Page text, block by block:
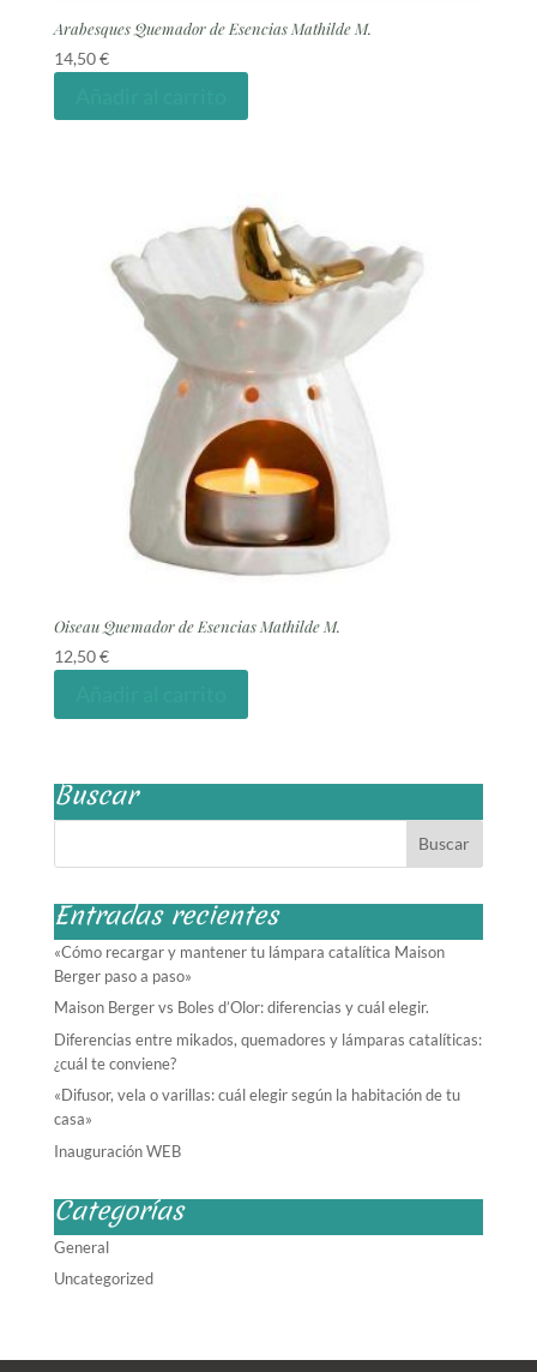
Arabesques Quemador de Esencias Mathilde M.
14,50€
Oiseau Quemador de Esencias Mathilde M.
12,50€
Buscar
Entradas recientes
«Cómo recargar y mantener tu lámpara catalítica Maison
Berger paso a paso»
Maison Berger vs Boles d’Olor: diferencias y cuál elegir.
Diferencias entre mikados, quemadores y lámparas catalíticas:
¿cuál te conviene?
«Difusor, vela o varillas: cuál elegir según la habitación de tu
casa»
Inauguración WEB
Categorías
General
Uncategorized